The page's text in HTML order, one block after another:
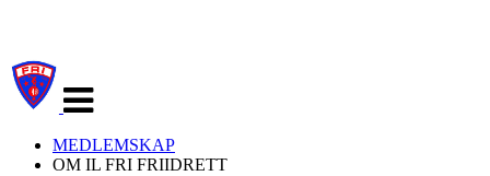
navigasjon
MEDLEMSKAP
OM IL FRI FRIIDRETT